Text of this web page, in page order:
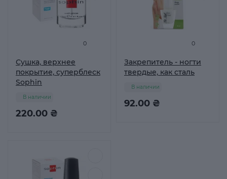
0
Сушка, верхнее
покрытие, суперблеск
Sophin
220.00 ₴
В наличии
0
Закрепитель - ногти
твердые, как сталь
92.00 ₴
В наличии